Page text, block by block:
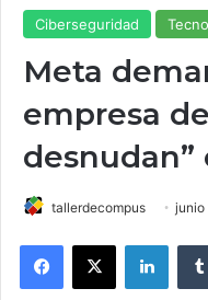
Ciberseguridad
Meta
empresa
desnudan”
tallerdecompus junio